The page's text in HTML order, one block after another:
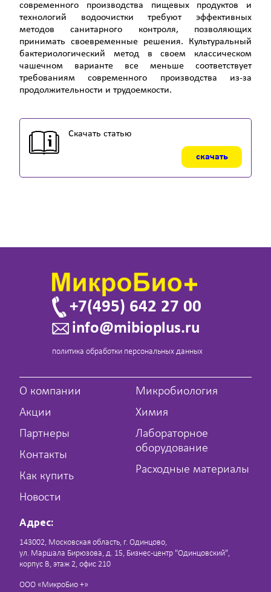
современного производства пищевых продуктов и
технологий водоочистки требуют эффективных
методов санитарного контроля, позволяющих
принимать своевременные решения. Культуральный
бактериологический метод в своем классическом
чашечном варианте все меньше соответствует
требованиям современного производства из-за
продолжительности и трудоемкости.
Скачать статью
скачать
+7(495) 642 27 00
info@mibioplus.ru
политика обработки персональных данных
О компании
Акции
Партнеры
Контакты
Как купить
Новости
Микробиология
Химия
Лабораторное
оборудование
Расходные материалы
Адрес:
143002, Московская область, г. Одинцово,
ул. Маршала Бирюзова, д. 15, Бизнес-центр "Одинцовский",
корпус В, этаж 2, офис 210
ООО «МикроБио +»